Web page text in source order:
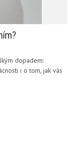
dopadem:
i o tom, jak vás